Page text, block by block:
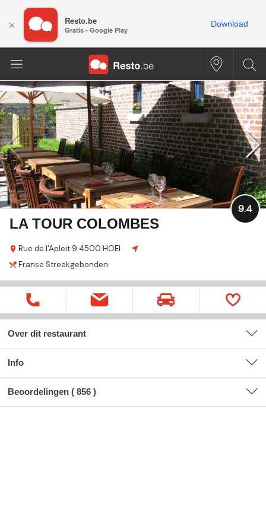
LA TOUR COLOMBES
Rue de l'Apleit 9 4500 HOEI
9.4
Franse Streekgebonden
Over dit restaurant
Info
Beoordelingen ( 856 )
× Resto.be
Gratis - Google Play
Download